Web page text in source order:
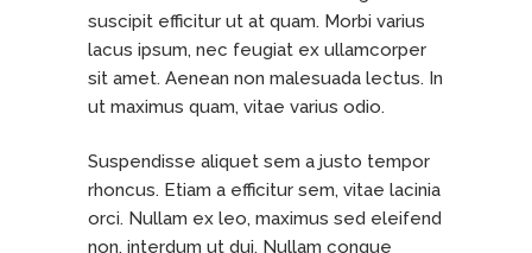
suscipit efficitur ut at quam. Morbi varius
lacus ipsum, nec feugiat ex ullamcorper
sit amet. Aenean non malesuada lectus. In
ut maximus quam, vitae varius odio.
Suspendisse aliquet sem a justo tempor
rhoncus. Etiam a efficitur sem, vitae lacinia
orci. Nullam ex leo, maximus sed eleifend
non, interdum ut dui. Nullam congue